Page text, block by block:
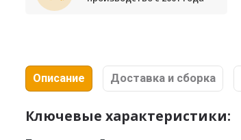
Описание Доставка и сборка
Ключевые характеристики: